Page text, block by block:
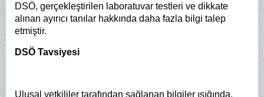
DSÖ, gerçekleştirilen laboratuvar testleri ve dikkate
alınan ayırıcı tanılar hakkında daha fazla bilgi talep
etmiştir.
DSÖ Tavsiyesi
Ulusal yetkililer tarafından sağlanan bilgiler ışığında,